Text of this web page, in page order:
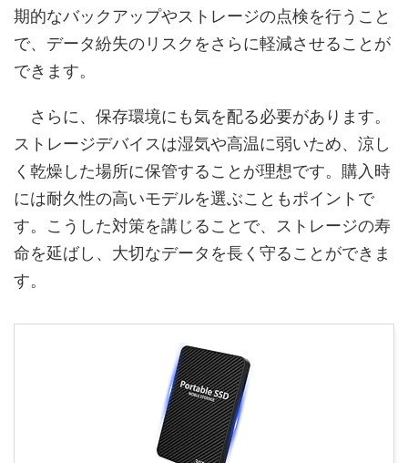
期的なバックアップやストレージの点検を行うこと
で、データ紛失のリスクをさらに軽減させることが
できます。
さらに、保存環境にも気を配る必要があります。
ストレージデバイスは湿気や高温に弱いため、涼し
く乾燥した場所に保管することが理想です。購入時
には耐久性の高いモデルを選ぶこともポイントで
す。こうした対策を講じることで、ストレージの寿
命を延ばし、大切なデータを長く守ることができま
す。